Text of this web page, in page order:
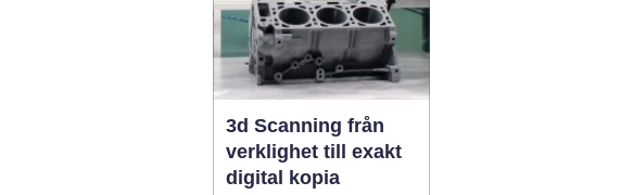
3d Scanning från
verklighet till exakt
digital kopia